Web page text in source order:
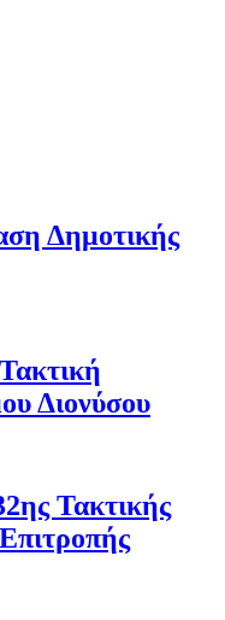
Δημοτικής
Διονύσου
Τακτικής